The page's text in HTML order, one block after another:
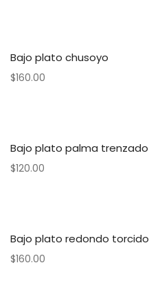
Bajo plato chusoyo
$160.00
Bajo plato palma trenzado
$120.00
Bajo plato redondo torcido
$160.00